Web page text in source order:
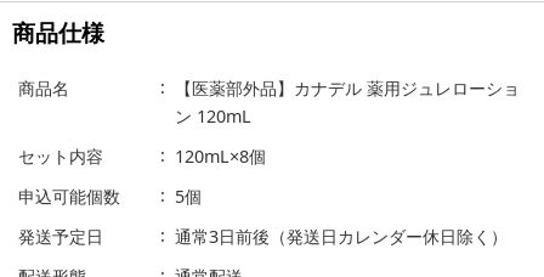
商品仕様
商品名
【医薬部外品】カナデル 薬用ジュレローショ
ン 120mL
セット内容
120mL×8個
申込可能個数
5個
発送予定日
通常3日前後（発送日カレンダー休日除く）